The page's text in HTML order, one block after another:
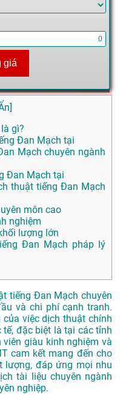
giá
]
gì?
Đan Mạch tại
Mạch chuyên ngành
Đan Mạch tại
thuật tiếng Đan Mạch
môn cao
nghiệm
lượng lớn
Đan Mạch pháp lý
tiếng Đan Mạch chuyên
và chi phí cạnh tranh.
việc dịch thuật chính
đặc biệt là tại các tỉnh
giàu kinh nghiệm và
cam kết mang đến cho
lượng, đáp ứng mọi nhu
tài liệu chuyên ngành
nghiệp.